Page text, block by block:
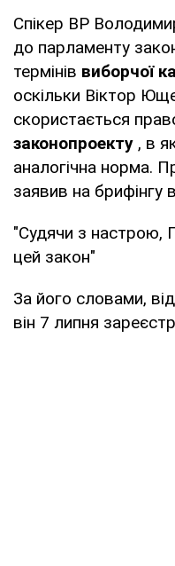
Спікер ВР
до парламенту
термінів виборчої
оскільки Віктор
скористається
законопроекту , в
аналогічна норма.
заявив на брифінгу
"Судячи з настрою,
цей закон"
За його словами,
він 7 липня